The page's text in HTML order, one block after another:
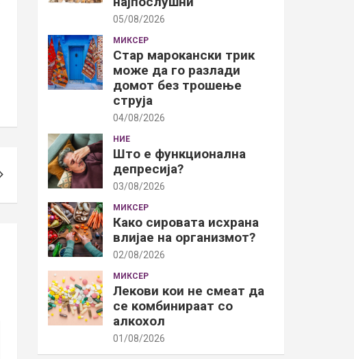
05/08/2026
МИКСЕР
Стар марокански трик
може да го разлади
домот без трошење
струја
04/08/2026
НИЕ
Што е функционална
депресија?
03/08/2026
МИКСЕР
Како сировата исхрана
влијае на организмот?
02/08/2026
МИКСЕР
Лекови кои не смеат да
се комбинираат со
алкохол
01/08/2026